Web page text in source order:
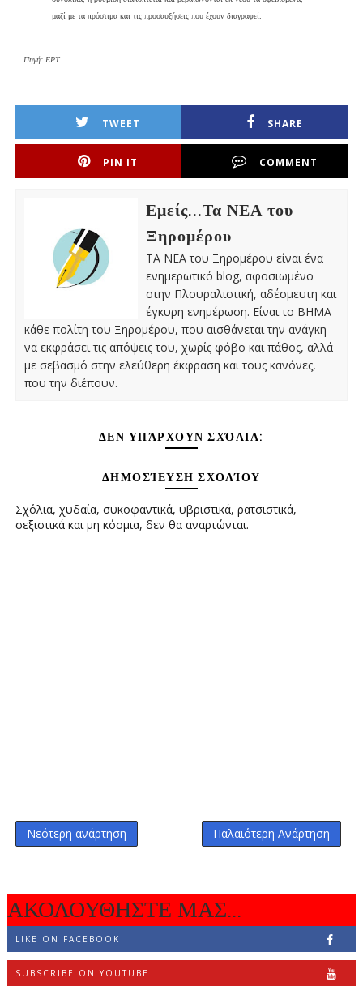
μαζί με τα πρόστιμα και τις προσαυξήσεις που έχουν διαγραφεί.
Πηγή: ΕΡΤ
TWEET SHARE
PIN IT COMMENT
Εμείς...Τα ΝΕΑ του
Ξηρομέρου
ΤΑ ΝΕΑ του Ξηρομέρου είναι ένα
ενημερωτικό blog, αφοσιωμένο
στην Πλουραλιστική, αδέσμευτη και
έγκυρη ενημέρωση. Είναι το ΒΗΜΑ
κάθε πολίτη του Ξηρομέρου, που αισθάνεται την ανάγκη
να εκφράσει τις απόψεις του, χωρίς φόβο και πάθος, αλλά
με σεβασμό στην ελεύθερη έκφραση και τους κανόνες,
που την διέπουν.
ΔΕΝ ΥΠΆΡΧΟΥΝ ΣΧΌΛΙΑ:
ΔΗΜΟΣΊΕΥΣΗ ΣΧΟΛΊΟΥ
Σχόλια, χυδαία, συκοφαντικά, υβριστικά, ρατσιστικά,
σεξιστικά και μη κόσμια, δεν θα αναρτώνται.
Νεότερη ανάρτηση Παλαιότερη Ανάρτηση
ΑΚΟΛΟΥΘΗΣΤΕ ΜΑΣ...
LIKE ON FACEBOOK
SUBSCRIBE ON YOUTUBE